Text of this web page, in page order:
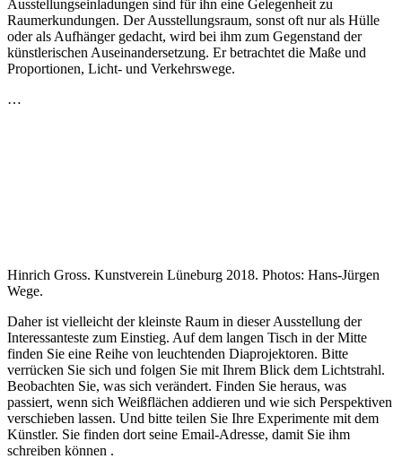
Ausstellungseinladungen sind für ihn eine Gelegenheit zu
Raumerkundungen. Der Ausstellungsraum, sonst oft nur als Hülle
oder als Aufhänger gedacht, wird bei ihm zum Gegenstand der
künstlerischen Auseinandersetzung. Er betrachtet die Maße und
Proportionen, Licht- und Verkehrswege.
…
Hinrich Gross. Kunstverein Lüneburg 2018. Photos: Hans-Jürgen
Wege.
Daher ist vielleicht der kleinste Raum in dieser Ausstellung der
Interessanteste zum Einstieg. Auf dem langen Tisch in der Mitte
finden Sie eine Reihe von leuchtenden Diaprojektoren. Bitte
verrücken Sie sich und folgen Sie mit Ihrem Blick dem Lichtstrahl.
Beobachten Sie, was sich verändert. Finden Sie heraus, was
passiert, wenn sich Weißflächen addieren und wie sich Perspektiven
verschieben lassen. Und bitte teilen Sie Ihre Experimente mit dem
Künstler. Sie finden dort seine Email-Adresse, damit Sie ihm
schreiben können .